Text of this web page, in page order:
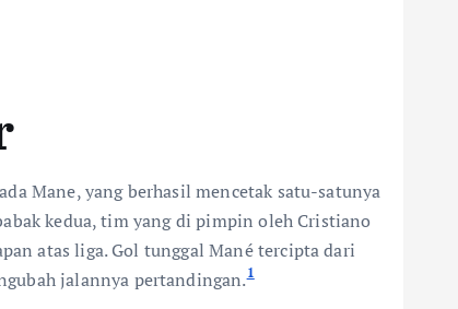
Mane, yang berhasil mencetak satu-satunya
kedua, tim yang di pimpin oleh Cristiano
atas liga. Gol tunggal Mané tercipta dari
jalannya pertandingan.1